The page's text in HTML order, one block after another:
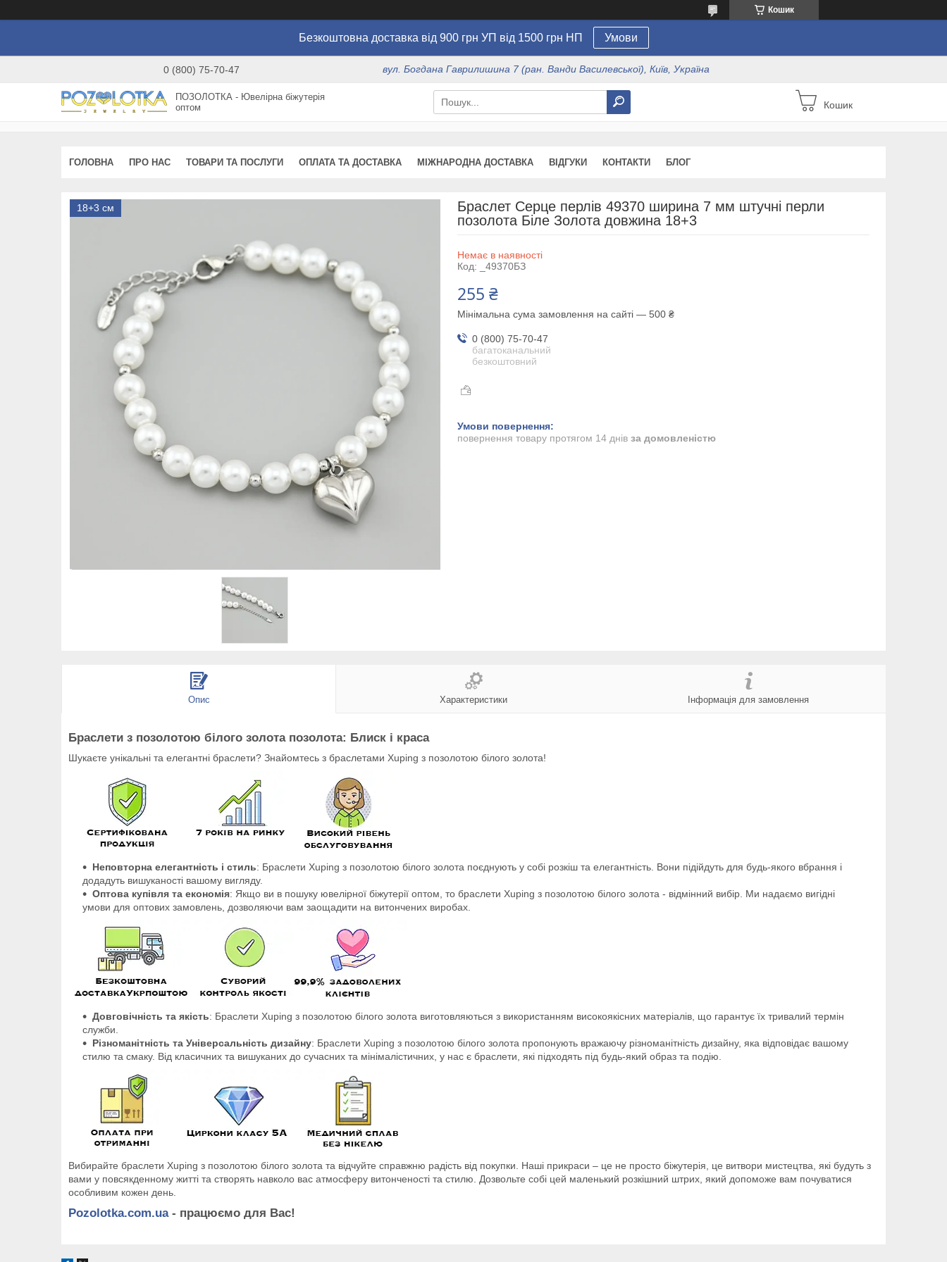
Кошик
Безкоштовна доставка від 900 грн УП від 1500 грн НП Умови
0 (800) 75-70-47 вул. Богдана Гаврилишина 7 (ран. Ванди Василевської), Київ, Україна
ПОЗОЛОТКА - Ювелірна біжутерія
оптом
Кошик
ГОЛОВНА ПРО НАС ТОВАРИ ТА ПОСЛУГИ ОПЛАТА ТА ДОСТАВКА МІЖНАРОДНА ДОСТАВКА ВІДГУКИ КОНТАКТИ БЛОГ
18+3 см
Браслет Серце перлів 49370 ширина 7 мм штучні перли
позолота Біле Золота довжина 18+3
Немає в наявності
Код:
_49370БЗ
255 ₴
Мінімальна сума замовлення на сайті — 500 ₴
0 (800) 75-70-47
багатоканальний
безкоштовний
повернення товару протягом 14 днів за домовленістю
Опис Характеристики Інформація для замовлення
Браслети з позолотою білого золота позолота: Блиск і краса
Шукаєте унікальні та елегантні браслети? Знайомтесь з браслетами Xuping з позолотою білого золота!
Неповторна елегантність і стиль: Браслети Xuping з позолотою білого золота поєднують у собі розкіш та елегантність. Вони підійдуть для будь-якого вбрання і
додадуть вишуканості вашому вигляду.
Оптова купівля та економія: Якщо ви в пошуку ювелірної біжутерії оптом, то браслети Xuping з позолотою білого золота - відмінний вибір. Ми надаємо вигідні
умови для оптових замовлень, дозволяючи вам заощадити на витончених виробах.
Довговічність та якість: Браслети Xuping з позолотою білого золота виготовляються з використанням високоякісних матеріалів, що гарантує їх тривалий термін
служби.
Різноманітність та Універсальність дизайну: Браслети Xuping з позолотою білого золота пропонують вражаючу різноманітність дизайну, яка відповідає вашому
стилю та смаку. Від класичних та вишуканих до сучасних та мінімалістичних, у нас є браслети, які підходять під будь-який образ та подію.
Вибирайте браслети Xuping з позолотою білого золота та відчуйте справжню радість від покупки. Наші прикраси – це не просто біжутерія, це витвори мистецтва, які будуть з
вами у повсякденному житті та створять навколо вас атмосферу витонченості та стилю. Дозвольте собі цей маленький розкішний штрих, який допоможе вам почуватися
особливим кожен день.
Pozolotka.com.ua- працюємо для Вас!